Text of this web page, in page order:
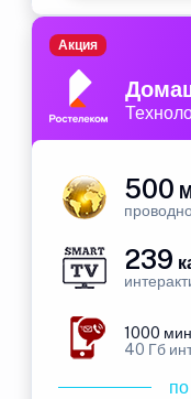
Акция
500
239
1000
40 Гб